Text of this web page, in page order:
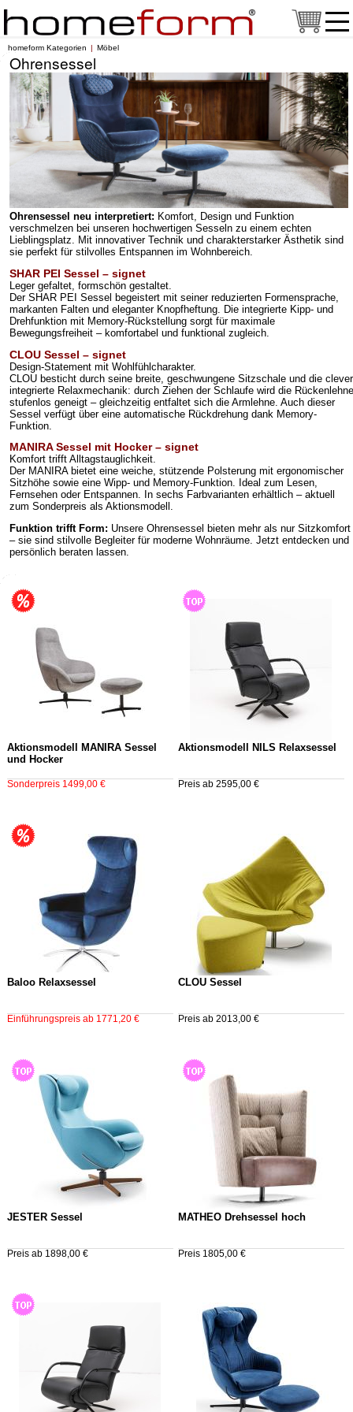
homeform Kategorien Möbel
Ohrensessel
Ohrensessel neu interpretiert: Komfort, Design und Funktion
verschmelzen bei unseren hochwertigen Sesseln zu einem echten
Lieblingsplatz. Mit innovativer Technik und charakterstarker Ästhetik sind
sie perfekt für stilvolles Entspannen im Wohnbereich.
SHAR PEI Sessel – signet
Leger gefaltet, formschön gestaltet.
Der SHAR PEI Sessel begeistert mit seiner reduzierten Formensprache,
markanten Falten und eleganter Knopfheftung. Die integrierte Kipp- und
Drehfunktion mit Memory-Rückstellung sorgt für maximale
Bewegungsfreiheit – komfortabel und funktional zugleich.
CLOU Sessel – signet
Design-Statement mit Wohlfühlcharakter.
CLOU besticht durch seine breite, geschwungene Sitzschale und die clever
integrierte Relaxmechanik: durch Ziehen der Schlaufe wird die Rückenlehne
stufenlos geneigt – gleichzeitig entfaltet sich die Armlehne. Auch dieser
Sessel verfügt über eine automatische Rückdrehung dank Memory-
Funktion.
MANIRA Sessel mit Hocker – signet
Komfort trifft Alltagstauglichkeit.
Der MANIRA bietet eine weiche, stützende Polsterung mit ergonomischer
Sitzhöhe sowie eine Wipp- und Memory-Funktion. Ideal zum Lesen,
Fernsehen oder Entspannen. In sechs Farbvarianten erhältlich – aktuell
zum Sonderpreis als Aktionsmodell.
Funktion trifft Form: Unsere Ohrensessel bieten mehr als nur Sitzkomfort
– sie sind stilvolle Begleiter für moderne Wohnräume. Jetzt entdecken und
persönlich beraten lassen.
Aktionsmodell MANIRA Sessel
und Hocker
Sonderpreis 1499,00 €
Aktionsmodell NILS Relaxsessel
Preis ab 2595,00 €
Baloo Relaxsessel
Einführungspreis ab 1771,20 €
CLOU Sessel
Preis ab 2013,00 €
JESTER Sessel
Preis ab 1898,00 €
MATHEO Drehsessel hoch
Preis 1805,00 €